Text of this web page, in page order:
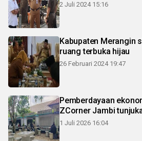
2 Juli 2024 15:16
Kabupaten Merangin
ruang terbuka hijau
26 Februari 2024 19:47
Pemberdayaan
ZCorner Jambi
1 Juli 2026 16:04